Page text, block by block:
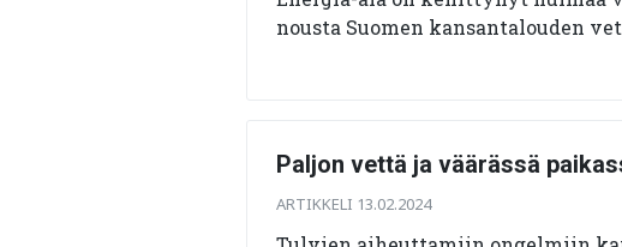
nousta Suomen kansantalouden
Paljon vettä ja väärässä
ARTIKKELI 13.02.2024